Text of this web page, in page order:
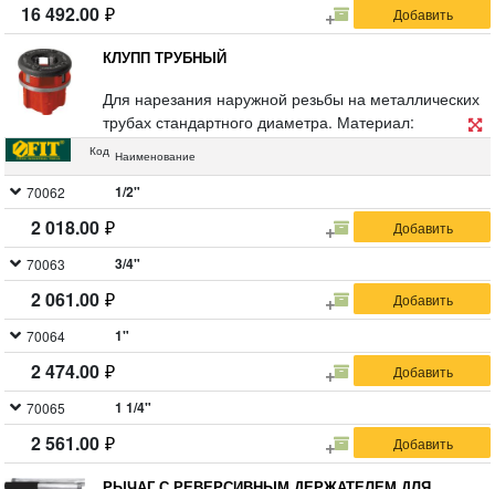
16 492.00
КЛУПП ТРУБНЫЙ
Для нарезания наружной резьбы на металлических
трубах стандартного диаметра. Материал:
инструментальная сталь с черненым покрытием,
легированной стали.
Код Наименование
70062 1/2"
2 018.00
70063 3/4"
2 061.00
70064 1"
2 474.00
70065 1 1/4"
2 561.00